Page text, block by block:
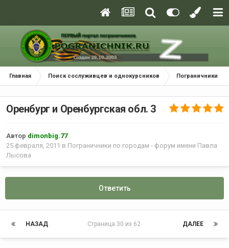
Главная Поиск сослуживцев и однокурсников Пограничники
Оренбург и Оренбургская обл. 3
Автор dimonbig.77
25 февраля, 2011 в Пограничники по городам - форум имени Павла
Лысова
Ответить
НАЗАД ДАЛЕЕ
Страница 30 из 62